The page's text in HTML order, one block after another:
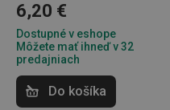
6,20 €
Dostupné v eshope
Môžete mať ihneď v 32
predajniach
Do košíka